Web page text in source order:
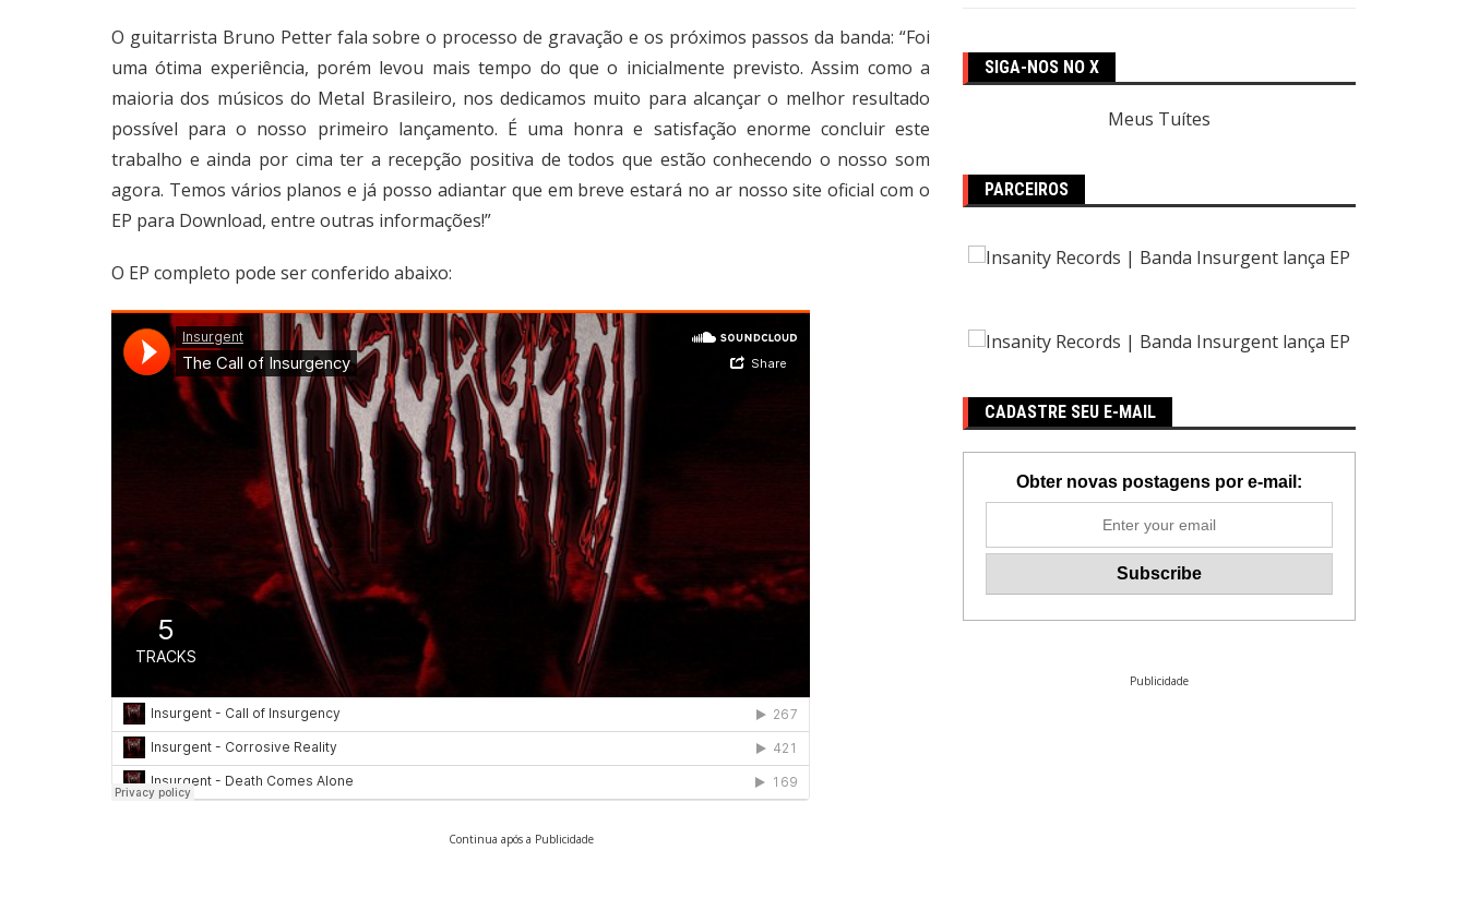
O guitarrista Bruno Petter fala sobre o processo de gravação e os próximos passos da banda: “Foi
uma ótima experiência, porém levou mais tempo do que o inicialmente previsto. Assim como a
maioria dos músicos do Metal Brasileiro, nos dedicamos muito para alcançar o melhor resultado
possível para o nosso primeiro lançamento. É uma honra e satisfação enorme concluir este
trabalho e ainda por cima ter a recepção positiva de todos que estão conhecendo o nosso som
agora. Temos vários planos e já posso adiantar que em breve estará no ar nosso site oficial com o
EP para Download, entre outras informações!”
O EP completo pode ser conferido abaixo:
Continua após a Publicidade
SIGA-NOS NO X
Meus Tuítes
PARCEIROS
CADASTRE SEU E-MAIL
Obter novas postagens por e-mail:
Publicidade